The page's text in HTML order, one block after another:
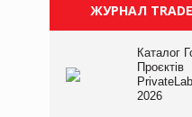
ЖУРНАЛ
Каталог
Проєктів
2026